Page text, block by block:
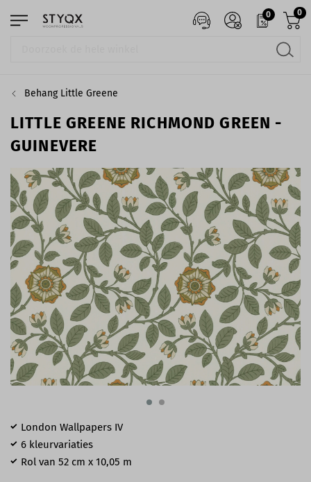
0 0
Behang Little Greene
LITTLE GREENE RICHMOND GREEN -
GUINEVERE
London Wallpapers IV
6 kleurvariaties
Rol van 52 cm x 10,05 m